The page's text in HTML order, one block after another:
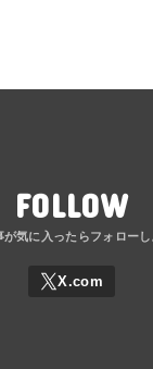
FOLLOW